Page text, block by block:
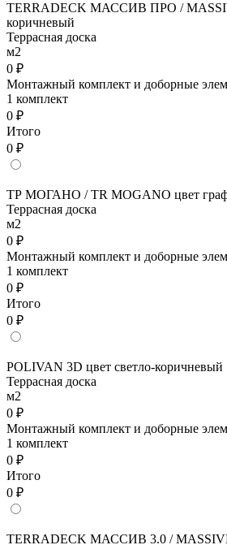
TERRADECK МАССИВ ПРО /
коричневый
Террасная доска
м2
0 ₽
Монтажный комплект и доборные
1 комплект
0 ₽
Итого
0 ₽
ТР МОГАНО / TR MOGANO цвет
Террасная доска
м2
0 ₽
Монтажный комплект и доборные
1 комплект
0 ₽
Итого
0 ₽
POLIVAN 3D цвет светло-коричневый
Террасная доска
м2
0 ₽
Монтажный комплект и доборные
1 комплект
0 ₽
Итого
0 ₽
TERRADECK МАССИВ 3.0 /